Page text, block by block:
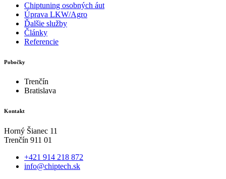
Chiptuning osobných áut
Úprava LKW/Agro
Ďalšie služby
Články
Referencie
Pobočky
Trenčín
Bratislava
Kontakt
Horný Šianec 11
Trenčín 911 01
+421 914 218 872
info@chiptech.sk